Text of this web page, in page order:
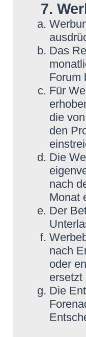
7.
Das
Forum
Für
die
den
Die
nach
Monat
Der
nach
oder
ersetzt
Die